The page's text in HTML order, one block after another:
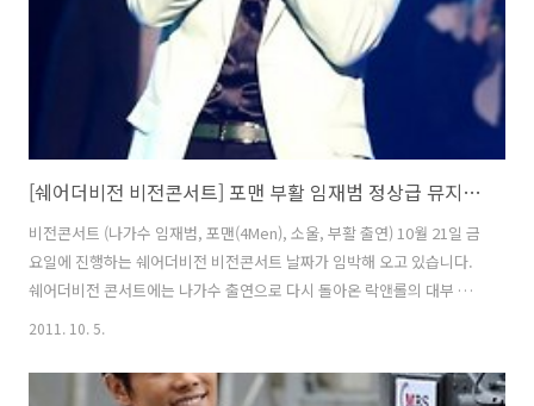
의 감동을 끌어냈네요..
[쉐어더비전 비전콘서트] 포맨 부활 임재범 정상급 뮤지션과 함께하는 쉐어더비전 비전콘서트(Share the Vision) 이벤트
비전콘서트 (나가수 임재범, 포맨(4Men), 소울, 부활 출연) 10월 21일 금
요일에 진행하는 쉐어더비전 비전콘서트 날짜가 임박해 오고 있습니다.
쉐어더비전 콘서트에는 나가수 출연으로 다시 돌아온 락앤롤의 대부 임
재범과 감미롭고 매혹적인 목소리 포맨(4Men), 그리고 감성적인 목소리
비전 OST는 임재범과, 부활, 포맨, 소울맨이 불렀습니다. 부활 - 가슴에
2011. 10. 5.